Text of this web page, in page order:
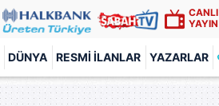
CANLI
YAYIN
DÜNYA RESMI İLANLAR YAZARLAR